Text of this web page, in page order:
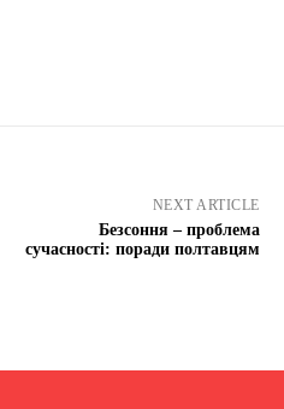
NEXT ARTICLE
Безсоння – проблема
сучасності: поради полтавцям